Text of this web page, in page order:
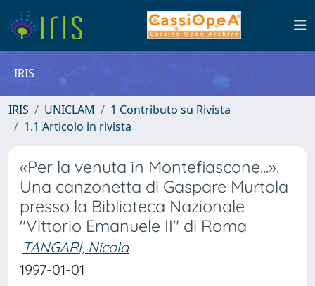
IRIS
IRIS UNICLAM
1 Contributo su Rivista
1.1 Articolo in rivista
«Per la venuta in Montefiascone...».
Una canzonetta di Gaspare Murtola
presso la Biblioteca Nazionale
"Vittorio Emanuele II" di Roma
TANGARI, Nicola
1997-01-01